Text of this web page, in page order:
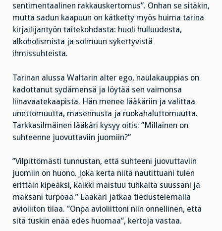
sentimentaalinen rakkauskertomus”. Onhan se sitäkin,
mutta sadun kaapuun on kätketty myös huima tarina
kirjailijantyön taitekohdasta: huoli hulluudesta,
alkoholismista ja solmuun sykertyvistä
ihmissuhteista.
Tarinan alussa Waltarin alter ego, naulakauppias on
kadottanut sydämensä ja löytää sen vaimonsa
liinavaatekaapista. Hän menee lääkäriin ja valittaa
unettomuutta, masennusta ja ruokahaluttomuutta.
Tarkkasilmäinen lääkäri kysyy oitis: ”Millainen on
suhteenne juovuttaviin juomiin?”
”Vilpittömästi tunnustan, että suhteeni juovuttaviin
juomiin on huono. Joka kerta niitä nautittuani tulen
erittäin kipeäksi, kaikki maistuu tuhkalta suussani ja
maksani turpoaa.” Lääkäri jatkaa tiedustelemalla
avioliiton tilaa. ”Onpa avioliittoni niin onnellinen, että
sitä tuskin enää edes huomaa”, kertoja vastaa.